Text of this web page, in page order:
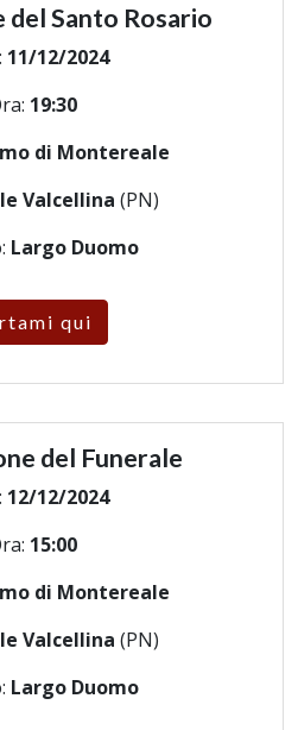
del Santo Rosario
11/12/2024
19:30
di Montereale
Valcellina (PN)
Largo Duomo
qui
del Funerale
12/12/2024
15:00
di Montereale
Valcellina (PN)
Largo Duomo